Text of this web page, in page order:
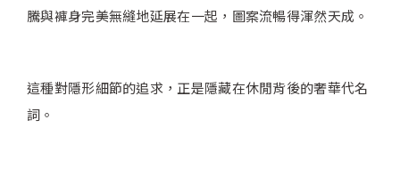
騰與褲身完美無縫地延展在一起，圖案流暢得渾然天成。
這種對隱形細節的追求，正是隱藏在休閒背後的奢華代名
詞。